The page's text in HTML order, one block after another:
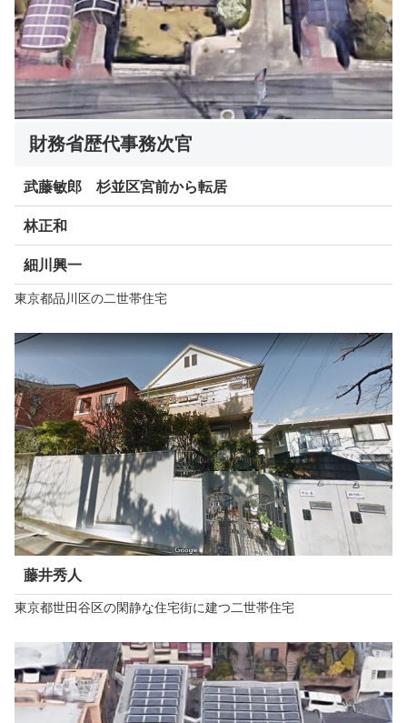
財務省歴代事務次官
武藤敏郎 杉並区宮前から転居
林正和
細川興一
東京都品川区の二世帯住宅
藤井秀人
東京都世田谷区の閑静な住宅街に建つ二世帯住宅